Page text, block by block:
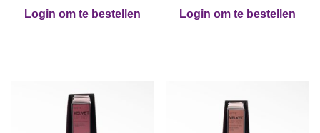
Login om te bestellen
Login om te bestellen